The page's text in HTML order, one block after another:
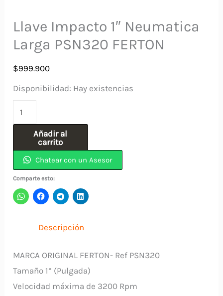
Llave Impacto 1″ Neumatica
Larga PSN320 FERTON
$999.900
Disponibilidad: Hay existencias
Llave
Impacto
Neumatica
Larga
PSN320
FERTON
Añadir al
carrito
Chatear con un Asesor
Comparte esto:
Descripción
MARCA ORIGINAL FERTON- Ref PSN320
Tamaño 1” (Pulgada)
Velocidad máxima de 3200 Rpm